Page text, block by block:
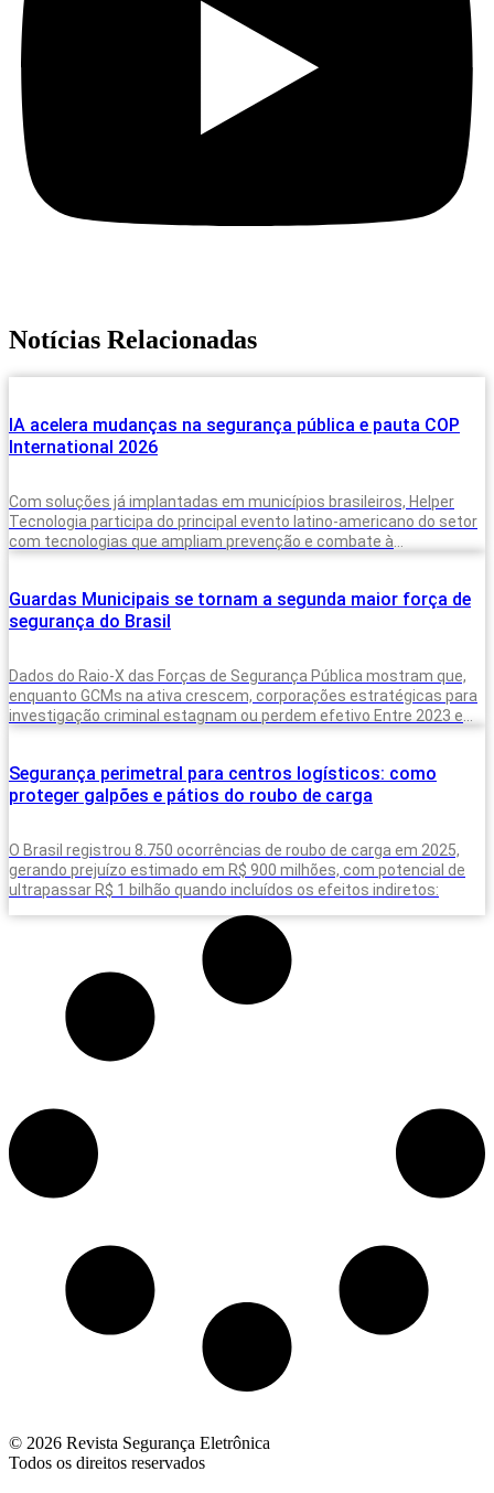
Notícias Relacionadas
IA acelera mudanças na segurança pública e pauta COP
International 2026
Com soluções já implantadas em municípios brasileiros, Helper
Tecnologia participa do principal evento latino-americano do setor
com tecnologias que ampliam prevenção e combate à
Guardas Municipais se tornam a segunda maior força de
segurança do Brasil
Dados do Raio-X das Forças de Segurança Pública mostram que,
enquanto GCMs na ativa crescem, corporações estratégicas para
investigação criminal estagnam ou perdem efetivo Entre 2023 e
Segurança perimetral para centros logísticos: como
proteger galpões e pátios do roubo de carga
O Brasil registrou 8.750 ocorrências de roubo de carga em 2025,
gerando prejuízo estimado em R$ 900 milhões, com potencial de
ultrapassar R$ 1 bilhão quando incluídos os efeitos indiretos:
© 2026 Revista Segurança Eletrônica
Todos os direitos reservados